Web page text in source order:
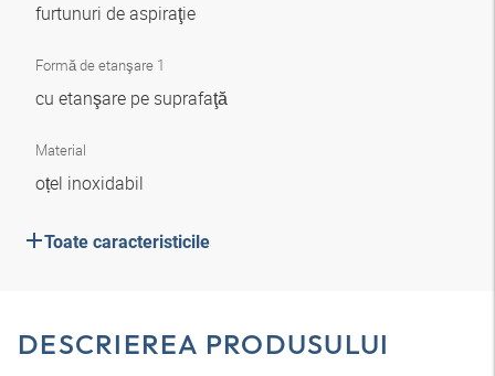
furtunuri de aspiraţie
Formă de etanşare 1
cu etanşare pe suprafaţă
Material
oțel inoxidabil
Toate caracteristicile
DESCRIEREA PRODUSULUI